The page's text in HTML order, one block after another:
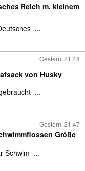
Reich m. kleinem
...
Gestern, 21:48
von Husky
...
Gestern, 21:47
Größe
Schwim ...